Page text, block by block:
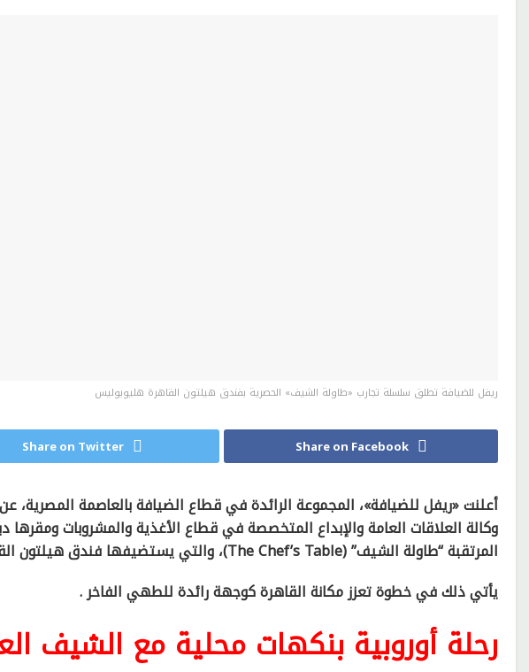
ريفل للضيافة تطلق سلسلة تجارب «طاولة الشيف» الحصرية بفندق هيلتون القاهرة هليوبوليس
Share on Facebook
Share on Twitter
أعلنت «ريفل للضيافة»، المجموعة الرائدة في قطاع الضيافة بالعاصمة المصرية،
وكالة العلاقات العامة والإبداع المتخصصة في قطاع الأغذية والمشروبات
المرتقبة “طاولة الشيف” (The Chef’s Table)، والتي يستضيفها فندق هيلتون القاهرة هليوبوليس.
يأتي ذلك في خطوة تعزز مكانة القاهرة كوجهة رائدة للطهي الفاخر .
رحلة أوروبية بنكهات محلية مع الشيف